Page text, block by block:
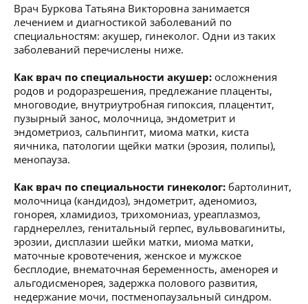
Врач Буркова Татьяна Викторовна занимается
лечением и диагностикой заболеваний по
специальностям: акушер, гинеколог. Одни из таких
заболеваний перечислены ниже.
Как врач по специальности акушер: осложнения
родов и родоразрешения, предлежание плаценты,
многоводие, внутриутробная гипоксия, плацентит,
пузырный занос, молочница, эндометрит и
эндометриоз, сальпингит, миома матки, киста
яичника, патологии щейки матки (эрозия, полипы),
менопауза.
Как врач по специальности гинеколог: бартолинит,
молочница (кандидоз), эндометрит, аденомиоз,
гонорея, хламидиоз, трихомониаз, уреаплазмоз,
гарднереллез, генитальный герпес, вульвовагиниты,
эрозии, дисплазии шейки матки, миома матки,
маточные кровотечения, женское и мужское
бесплодие, внематочная беременность, аменорея и
альгодисменорея, задержка полового развития,
недержание мочи, постменопаузальный синдром.